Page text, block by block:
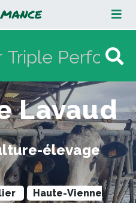
Lavaud
élevage
Haute-Vienne